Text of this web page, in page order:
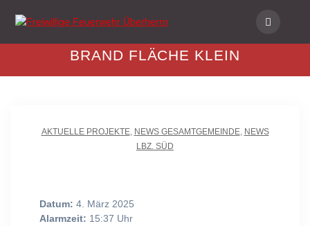
to
BRAND FLÄCHE KLEIN
AKTUELLE PROJEKTE, NEWS GESAMTGEMEINDE, NEWS
LBZ. SÜD
Datum: 4. März 2025
Alarmzeit: 15:37 Uhr